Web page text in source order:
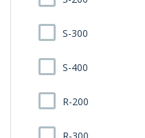
S-300
S-400
R-200